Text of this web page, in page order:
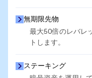
無期限先物
最大50倍のレバレ
トします。
ステーキング